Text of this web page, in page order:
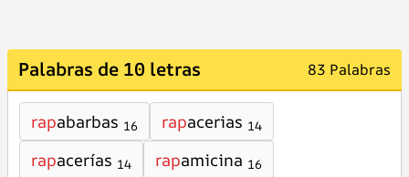
Palabras de 10 letras 83 Palabras
rapabarbas 16 rapacerias 14
rapacerías 14 rapamicina 16